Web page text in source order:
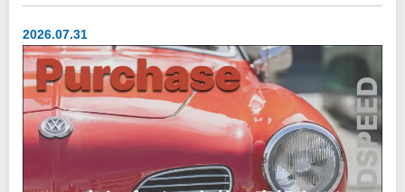
2026.07.31